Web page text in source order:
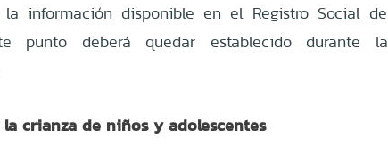
información disponible en el Registro Social de
punto deberá quedar establecido durante la
crianza de niños y adolescentes